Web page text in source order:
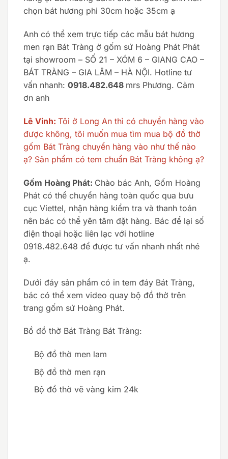
chọn bát hương phi 30cm hoặc 35cm ạ
Anh có thể xem trực tiếp các mẫu bát hương
men rạn Bát Tràng ở gốm sứ Hoàng Phát Phát
tại showroom – SỐ 21 – XÓM 6 – GIANG CAO –
BÁT TRÀNG – GIA LÂM – HÀ NỘI. Hotline tư
vấn nhanh: 0918.482.648 mrs Phương. Cảm
ơn anh
Lê Vinh: Tôi ở Long An thì có chuyển hàng vào
được không, tôi muốn mua tìm mua bộ đồ thờ
gốm Bát Tràng chuyển hàng vào như thế nào
ạ? Sản phẩm có tem chuẩn Bát Tràng không ạ?
Gốm Hoàng Phát: Chào bác Anh, Gốm Hoàng
Phát có thể chuyển hàng toàn quốc qua bưu
cục Viettel, nhận hàng kiểm tra và thanh toán
nên bác có thể yên tâm đặt hàng. Bác để lại số
điện thoại hoặc liên lạc với hotline
0918.482.648 để được tư vấn nhanh nhất nhé
ạ.
Dưới đáy sản phẩm có in tem đáy Bát Tràng,
bác có thể xem video quay bộ đồ thờ trên
trang gốm sứ Hoàng Phát.
Bồ đồ thờ Bát Tràng Bát Tràng:
Bộ đồ thờ men lam
Bộ đồ thờ men rạn
Bộ đồ thờ vẽ vàng kim 24k